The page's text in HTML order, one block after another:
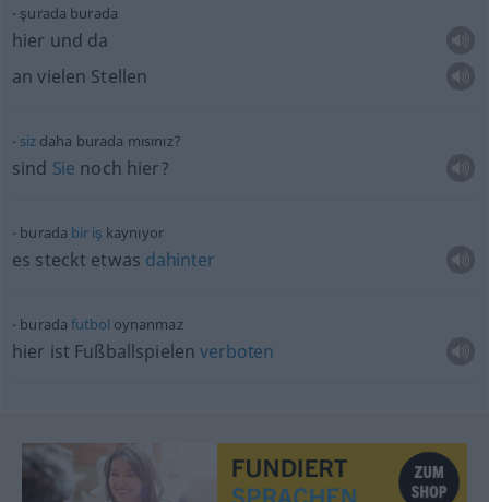
şurada burada
hier und da
an vielen Stellen
sizdaha burada mısınız?
sind Sie noch hier?
burada bir iş kaynıyor
es steckt etwas dahinter
buradafutbol oynanmaz
hier ist Fußballspielenverboten